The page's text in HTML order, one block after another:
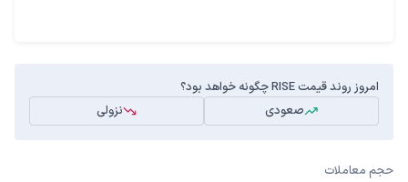
امروز روند قیمت RISE چگونه خواهد بود؟
صعودی
نزولی
حجم معاملات